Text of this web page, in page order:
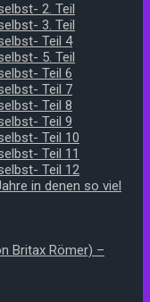
2. Teil
3. Teil
Teil 4
5. Teil
Teil 6
Teil 7
Teil 8
Teil 9
Teil 10
Teil 11
Teil 12
in denen so viel
Britax Römer) –